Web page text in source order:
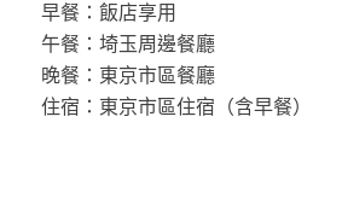
早餐：飯店享用
午餐：埼玉周邊餐廳
晚餐：東京市區餐廳
住宿：東京市區住宿（含早餐）